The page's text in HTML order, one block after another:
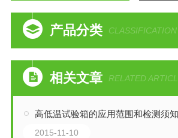
产品分类 CLASSIFICATION
相关文章 RELATED
高低温试验箱的应用范围和检测须知
2015-11-10